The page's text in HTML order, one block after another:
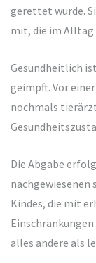
gerettet wurde.
mit, die im
Gesundheitlich
geimpft. Vor
nochmals
Die Abgabe
Kindes, die mit
alles andere als